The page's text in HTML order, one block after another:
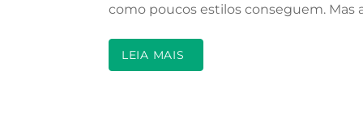
como poucos estilos conseguem. Mas
LEIA MAIS